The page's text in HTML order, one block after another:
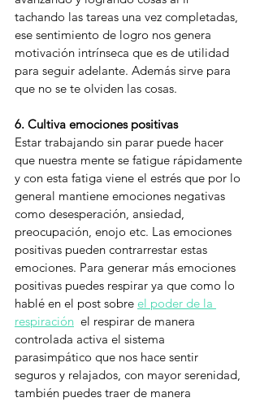
tachando las tareas una vez completadas,
ese sentimiento de logro nos genera
motivación intrínseca que es de utilidad
para seguir adelante. Además sirve para
que no se te olviden las cosas.
6. Cultiva emociones positivas
Estar trabajando sin parar puede hacer
que nuestra mente se fatigue rápidamente
y con esta fatiga viene el estrés que por lo
general mantiene emociones negativas
como desesperación, ansiedad,
preocupación, enojo etc. Las emociones
positivas pueden contrarrestar estas
emociones. Para generar más emociones
positivas puedes respirar ya que como lo
hablé en el post sobre el poder de la
respiración
  el respirar de manera
controlada activa el sistema
parasimpático que nos hace sentir
seguros y relajados, con mayor serenidad,
también puedes traer de manera